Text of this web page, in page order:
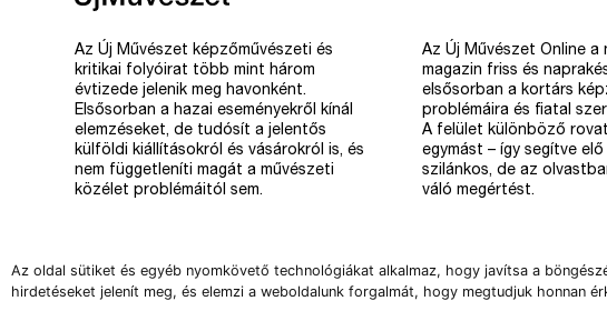
Az oldal sütiket és egyéb nyomkövető technológiákat alkalmaz, hogy javítsa a
hirdetéseket jelenít meg, és elemzi a weboldalunk forgalmát, hogy megtudjuk honnan
Az Új Művészet képzőművészeti és
kritikai folyóirat több mint három
évtizede jelenik meg havonként.
Elsősorban a hazai eseményekről kínál
elemzéseket, de tudósít a jelentős
külföldi kiállításokról és vásárokról is, és
nem függetleníti magát a művészeti
közélet problémáitól sem.
Az Új Művészet Online a
magazin friss és
elsősorban a kortárs
problémáira és fiatal
A felület különböző
egymást – így segítve
szilánkos, de az
váló megértést.
Copyright 2008-2026 Új Művészet